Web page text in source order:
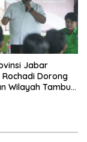
Jabar
Dorong
Wilayah Tambun